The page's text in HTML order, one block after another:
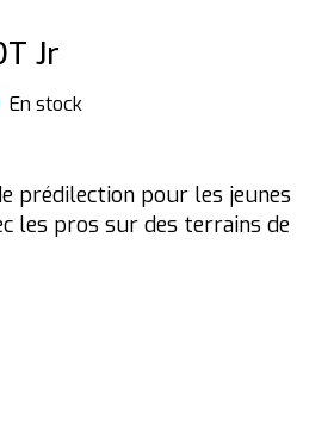
Jr
En stock
prédilection pour les jeunes
les pros sur des terrains de